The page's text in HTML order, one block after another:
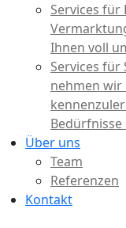
Services
Ihnen voll
Services für
nehmen wir
Bedürfnisse
Über uns
Team
Referenzen
Kontakt